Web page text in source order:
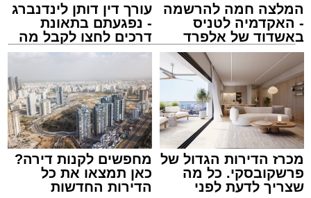
במהלך הערב יישאו דברי ברכה מ"מ ראש העיר
וומונה המרכז למורשת הרב אבי אמסלם וחבר
מועצת העיר יו"ר מהות הרב מני אזולאי.
המלצה חמה להרשמה
- האקדמיה לטניס
באשדוד של אלפרד
קריאולנסקי - לילדים
עורך דין דותן לינדנברג
- נפגעתם בתאונת
דרכים לחצו לקבל מה
שמגיע לכם
מכרז הדירות הגדול של
פרשקובסקי. כל מה
שצריך לדעת לפני
מחפשים לקנות דירה?
כאן תמצאו את כל
הדירות החדשות